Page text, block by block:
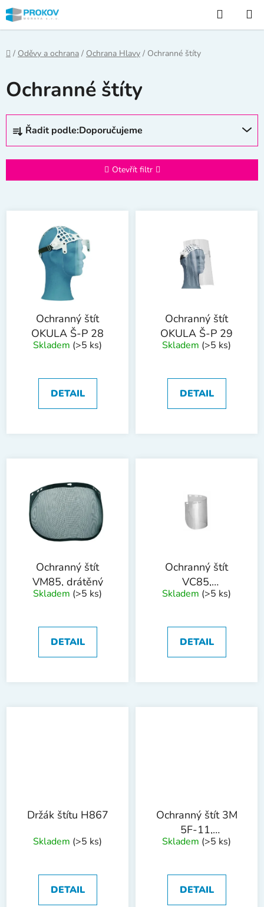
Přejít
na
obsah
Hledat
Domů
/ Oděvy a ochrana / Ochrana Hlavy / Ochranné štíty
Ochranné štíty
Ř
z
n
p
Řadit podle:Doporučujeme
Otevřít filtr
V
Ochranný štít
OKULA Š-P 28
Skladem (>5 ks)
DETAIL
Ochranný štít
OKULA Š-P 29
Skladem (>5 ks)
DETAIL
Ochranný štít
VM85, drátěný
Skladem (>5 ks)
DETAIL
Ochranný štít
VC85,
polykarbonátový
Skladem (>5 ks)
DETAIL
Držák štítu H867
Skladem (>5 ks)
DETAIL
Ochranný štít 3M
5F-11,
polykarbonátový
Skladem (>5 ks)
DETAIL